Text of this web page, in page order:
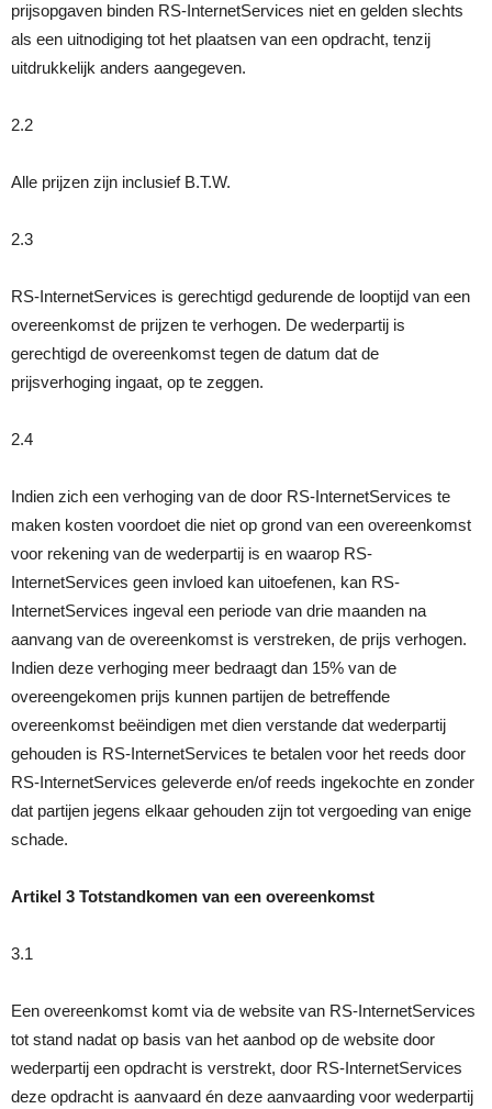
prijsopgaven binden RS-InternetServices niet en gelden slechts
als een uitnodiging tot het plaatsen van een opdracht, tenzij
uitdrukkelijk anders aangegeven.
2.2
Alle prijzen zijn inclusief B.T.W.
2.3
RS-InternetServices is gerechtigd gedurende de looptijd van een
overeenkomst de prijzen te verhogen. De wederpartij is
gerechtigd de overeenkomst tegen de datum dat de
prijsverhoging ingaat, op te zeggen.
2.4
Indien zich een verhoging van de door RS-InternetServices te
maken kosten voordoet die niet op grond van een overeenkomst
voor rekening van de wederpartij is en waarop RS-
InternetServices geen invloed kan uitoefenen, kan RS-
InternetServices ingeval een periode van drie maanden na
aanvang van de overeenkomst is verstreken, de prijs verhogen.
Indien deze verhoging meer bedraagt dan 15% van de
overeengekomen prijs kunnen partijen de betreffende
overeenkomst beëindigen met dien verstande dat wederpartij
gehouden is RS-InternetServices te betalen voor het reeds door
RS-InternetServices geleverde en/of reeds ingekochte en zonder
dat partijen jegens elkaar gehouden zijn tot vergoeding van enige
schade.
Artikel 3 Totstandkomen van een overeenkomst
3.1
Een overeenkomst komt via de website van RS-InternetServices
tot stand nadat op basis van het aanbod op de website door
wederpartij een opdracht is verstrekt, door RS-InternetServices
deze opdracht is aanvaard én deze aanvaarding voor wederpartij